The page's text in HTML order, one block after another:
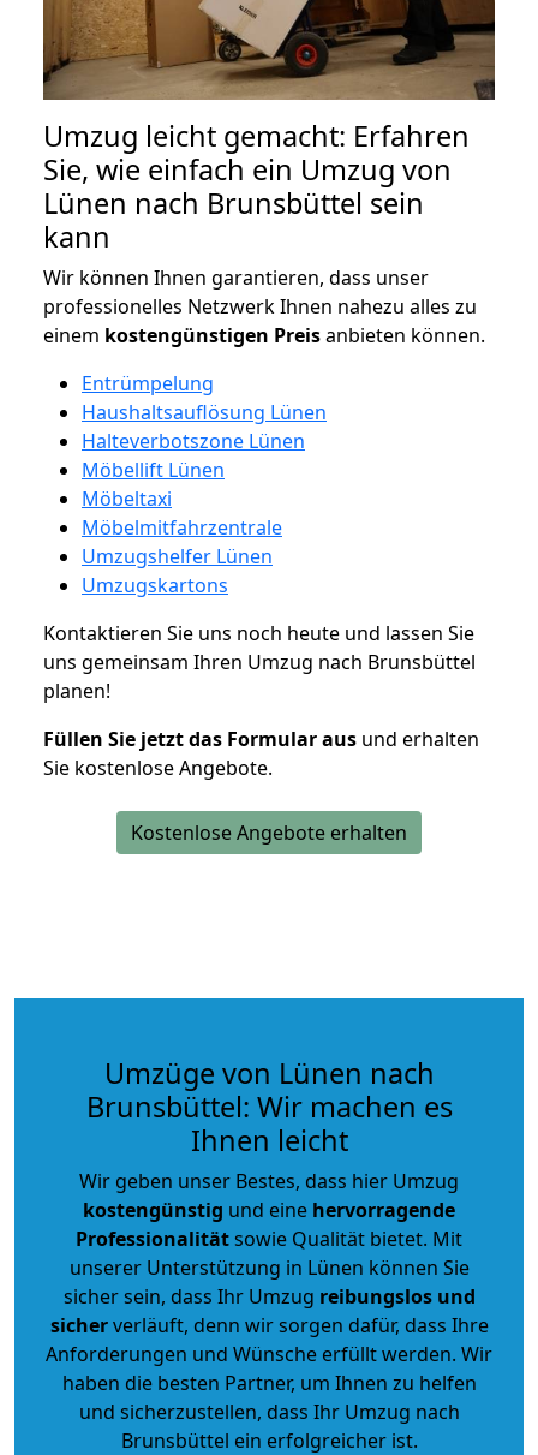
Umzug leicht gemacht: Erfahren
Sie, wie einfach ein Umzug von
Lünen nach Brunsbüttel sein
kann
Wir können Ihnen garantieren, dass unser
professionelles Netzwerk Ihnen nahezu alles zu
einem kostengünstigen Preisanbieten können.
Entrümpelung
Haushaltsauflösung Lünen
Halteverbotszone Lünen
Möbellift Lünen
Möbeltaxi
Möbelmitfahrzentrale
Umzugshelfer Lünen
Umzugskartons
Kontaktieren Sie uns noch heute und lassen Sie
uns gemeinsam Ihren Umzug nach Brunsbüttel
planen!
Füllen Sie jetzt das Formular aus und erhalten
Sie kostenlose Angebote.
Kostenlose Angebote erhalten
Umzüge von Lünen nach
Brunsbüttel: Wir machen es
Ihnen leicht
Wir geben unser Bestes, dass hier Umzug
kostengünstig und eine hervorragende
Professionalitätsowie Qualität bietet. Mit
unserer Unterstützung in Lünen können Sie
sicher sein, dass Ihr Umzug reibungslos und
sicherverläuft, denn wir sorgen dafür, dass Ihre
Anforderungen und Wünsche erfüllt werden. Wir
haben die besten Partner, um Ihnen zu helfen
und sicherzustellen, dass Ihr Umzug nach
Brunsbüttel ein erfolgreicher ist.